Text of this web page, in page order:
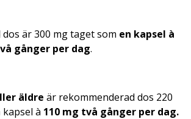
är 300 mg taget som en kapsel à
gånger per dag.
äldre är rekommenderad dos 220
kapsel à 110 mg två gånger per dag.